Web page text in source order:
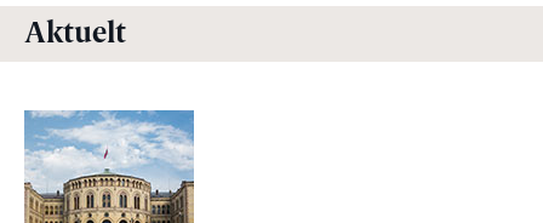
Aktuelt